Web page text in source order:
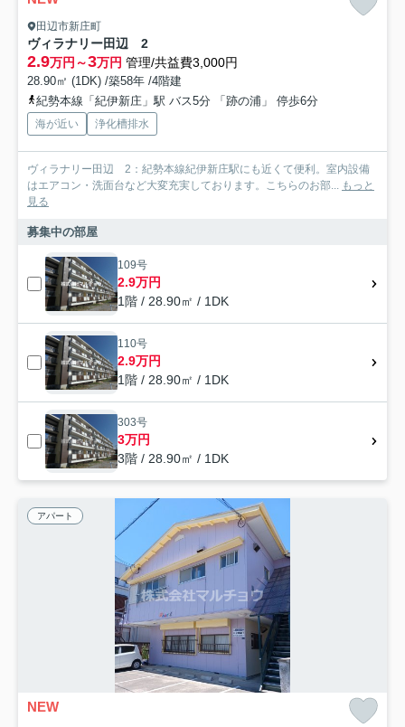
田辺市新庄町
ヴィラナリー田辺 2
2.9万円～3万円 管理/共益費3,000円
28.90㎡ (1DK) /築58年 /4階建
紀勢本線「紀伊新庄」駅 バス5分 「跡の浦」 停歩6分
海が近い 浄化槽排水
ヴィラナリー田辺 2：紀勢本線紀伊新庄駅にも近くて便利。室内設備
はエアコン・洗面台など大変充実しております。こちらのお部... もっと
見る
募集中の部屋
109号
2.9万円
1階 / 28.90㎡ / 1DK
110号
2.9万円
1階 / 28.90㎡ / 1DK
303号
3万円
3階 / 28.90㎡ / 1DK
アパート
NEW